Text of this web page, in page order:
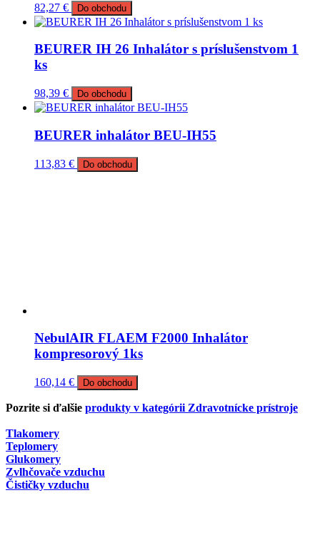
82,27 € Do obchodu
BEURER IH 26 Inhalátor s príslušenstvom 1
ks
98,39 € Do obchodu
BEURER inhalátor BEU-IH55
113,83 € Do obchodu
NebulAIR FLAEM F2000 Inhalátor
kompresorový 1ks
160,14 € Do obchodu
Pozrite si ďalšie produkty v kategórii Zdravotnícke prístroje
Tlakomery
Teplomery
Glukomery
Zvlhčovače vzduchu
Čističky vzduchu